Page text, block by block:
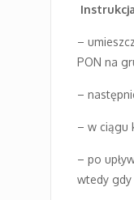
–
PON na
–
– w ciągu
– po
wtedy gdy